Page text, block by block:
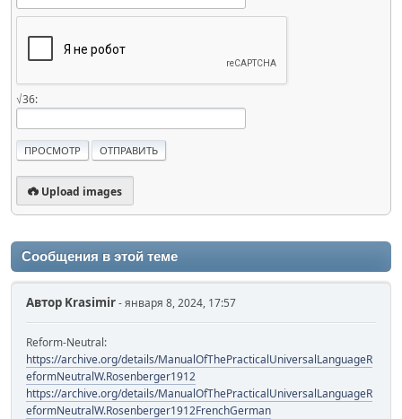
√36:
Upload images
Сообщения в этой теме
Автор Krasimir- января 8, 2024, 17:57
Reform-Neutral:
https://archive.org/details/ManualOfThePracticalUniversalLanguageR
eformNeutralW.Rosenberger1912
https://archive.org/details/ManualOfThePracticalUniversalLanguageR
eformNeutralW.Rosenberger1912FrenchGerman